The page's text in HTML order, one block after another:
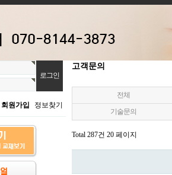
회원가입 정보찾기
고객문의
전체
기술문의
Total 287건 20 페이지